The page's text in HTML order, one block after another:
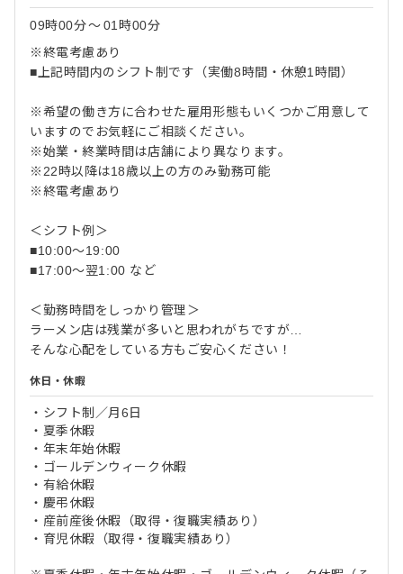
09時00分〜01時00分
※終電考慮あり
■上記時間内のシフト制です（実働8時間‧休憩1時間）
※希望の働き方に合わせた雇用形態もいくつかご用意して
いますのでお気軽にご相談ください。
※始業‧終業時間は店舗により異なります。
※22時以降は18歳以上の方のみ勤務可能
※終電考慮あり
＜シフト例＞
■10:00～19:00
■17:00～翌1:00 など
＜勤務時間をしっかり管理＞
ラーメン店は残業が多いと思われがちですが…
そんな心配をしている方もご安心ください！
休日・休暇
・シフト制／月6日
・夏季休暇
・年末年始休暇
・ゴールデンウィーク休暇
・有給休暇
・慶弔休暇
・産前産後休暇（取得・復職実績あり）
・育児休暇（取得・復職実績あり）